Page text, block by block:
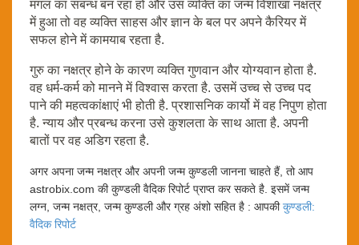
मंगल का संबन्ध बन रहा हो और उस व्यक्ति का जन्म विशाखा नक्षत्र
में हुआ तो वह व्यक्ति साहस और ज्ञान के बल पर अपने कैरियर में
सफल होने में कामयाब रहता है.
गुरु का नक्षत्र होने के कारण व्यक्ति गुणवान और योग्यवान होता है.
वह धर्म-कर्म को मानने में विश्वास करता है. उसमें उच्च से उच्च पद
पाने की महत्वकांक्षाएं भी होती है. प्रशासनिक कार्यो में वह निपुण होता
है. न्याय और प्रबन्ध करना उसे कुशलता के साथ आता है. अपनी
बातों पर वह अडिग रहता है.
अगर अपना जन्म नक्षत्र और अपनी जन्म कुण्डली जानना चाहते हैं, तो आप
astrobix.com की कुण्डली वैदिक रिपोर्ट प्राप्त कर सकते है. इसमें जन्म
लग्न, जन्म नक्षत्र, जन्म कुण्डली और ग्रह अंशो सहित है : आपकीकुण्डली:
वैदिक रिपोर्ट